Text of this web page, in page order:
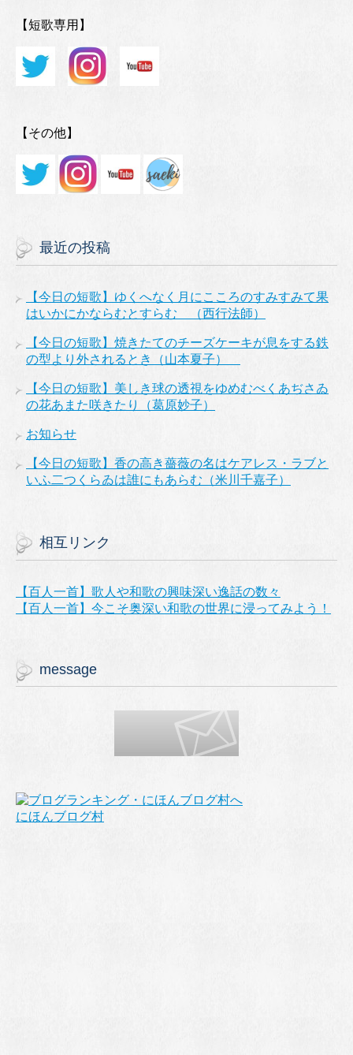
【短歌専用】
【その他】
最近の投稿
【今日の短歌】ゆくへなく月にこころのすみすみて果
はいかにかならむとすらむ （西行法師）
【今日の短歌】焼きたてのチーズケーキが息をする鉄
の型より外されるとき（山本夏子）
【今日の短歌】美しき球の透視をゆめむべくあぢさゐ
の花あまた咲きたり（葛原妙子）
お知らせ
【今日の短歌】香の高き薔薇の名はケアレス・ラブと
いふ二つくらゐは誰にもあらむ（米川千嘉子）
相互リンク
【百人一首】歌人や和歌の興味深い逸話の数々
【百人一首】今こそ奥深い和歌の世界に浸ってみよう！
message
にほんブログ村